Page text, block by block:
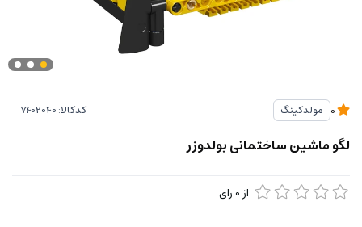
مولدکینگ کدکالا:
لگو ماشین ساختمانی بولدوزر
از 0 رای